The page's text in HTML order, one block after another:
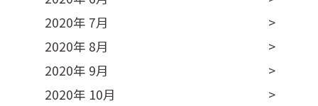
2020年 7月
2020年 8月
2020年 9月
2020年 10月